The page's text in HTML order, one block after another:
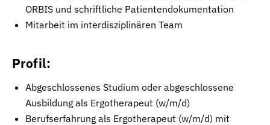
ORBIS und schriftliche Patientendokumentation
Mitarbeit im interdisziplinären Team
Profil:
Abgeschlossenes Studium oder abgeschlossene
Ausbildung als Ergotherapeut (w/m/d)
Berufserfahrung als Ergotherapeut (w/m/d) mit